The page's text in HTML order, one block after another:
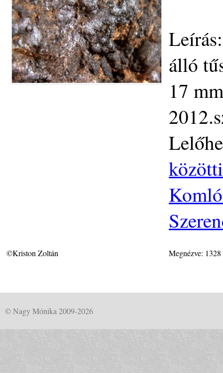
álló
17
©Kriston Zoltán Megnézve:
© Nagy Mónika 2009-2026